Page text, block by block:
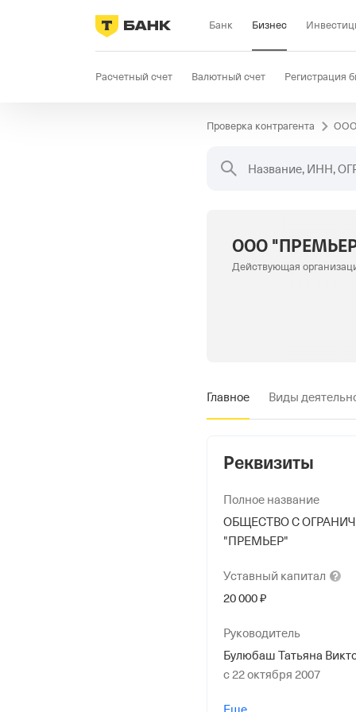
Банк Бизнес
Расчетный счет Валютный счет Регистрация
Продажи Селлер Госзакупки
Проверка контрагента
Название, ИНН,
ООО
Действующая
Главное Виды
Реквизиты
Полное название
ОБЩЕСТВО С
"ПРЕМЬЕР"
Уставный капитал
20 000 ₽
Руководитель
Булюбаш Татьяна
с 22 октября 2007